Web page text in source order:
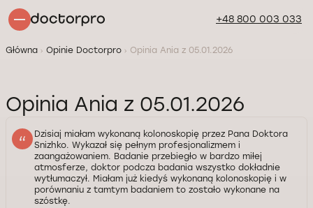
+48 800 003 033
Główna Opinie Doctorpro Opinia Ania z 05.01.2026
Opinia Ania z 05.01.2026
Dzisiaj miałam wykonaną kolonoskopię przez Pana Doktora
Snizhko. Wykazał się pełnym profesjonalizmem i
zaangażowaniem. Badanie przebiegło w bardzo miłej
atmosferze, doktor podcza badania wszystko dokładnie
wytłumaczył. Miałam już kiedyś wykonaną kolonoskopię i w
porównaniu z tamtym badaniem to zostało wykonane na
szóstkę.